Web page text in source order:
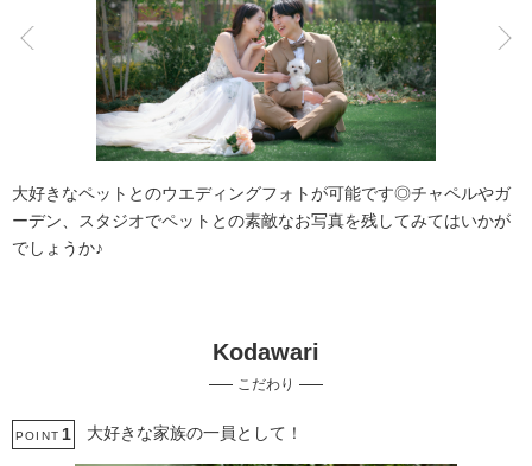
スタジオでの撮影 チャペルでの撮影
フォト＋会食
豊富なドレス
神社・寺院での撮影
動画の作成
ペットと撮影
家族・友人と撮影
大好きなペットとのウエディングフォトが可能です◎チャペルやガ
ーデン、スタジオでペットとの素敵なお写真を残してみてはいかが
でしょうか♪
Kodawari
こだわり
POINT 1 大好きな家族の一員として！